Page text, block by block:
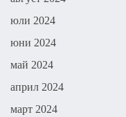
юли 2024
юни 2024
май 2024
април 2024
март 2024